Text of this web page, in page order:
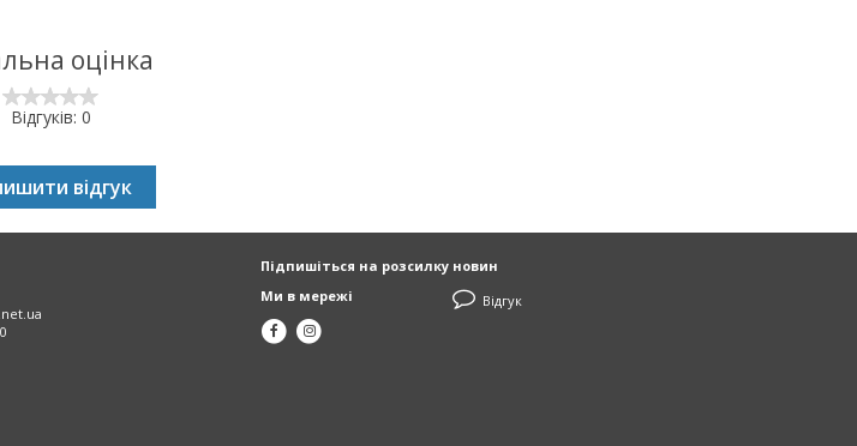
оцінка
Відгуків: 0
відгук
Підпишіться на розсилку новин
Ми в мережі
Відгук